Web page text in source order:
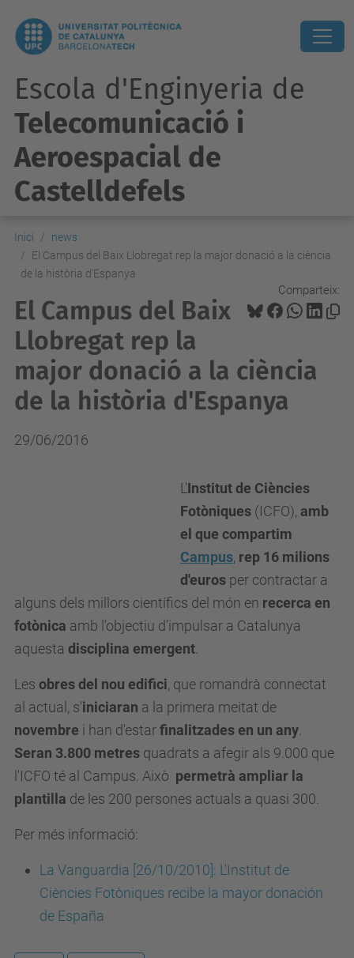
Escola d'Enginyeria de
Telecomunicació i
Aeroespacial de
Castelldefels
Inici
news
El Campus del Baix Llobregat rep la major donació a la ciència
de la història d'Espanya
Comparteix:
El Campus del Baix
Llobregat rep la
major donació a la ciència
de la història d'Espanya
29/06/2016
L'Institut de Ciències
Fotòniques (ICFO), amb
el que compartim
Campus, rep 16 milions
d'euros per contractar a
alguns dels millors científics del món en recerca en
fotònica amb l'objectiu d'impulsar a Catalunya
aquesta disciplina emergent
Les obres del nou edifici, que romandrà connectat
al actual, s'iniciaran a la primera meitat de
novembre i han d'estarfinalitzades en un any
Seran 3.800 metres quadrats a afegir als 9.000 que
l'ICFO té al Campus. Això permetrà ampliar la
plantilla de les 200 persones actuals a quasi 300.
Per més informació:
La Vanguardia [26/10/2010]: L'Institut de
Ciències Fotòniques recibe la mayor donación
de España